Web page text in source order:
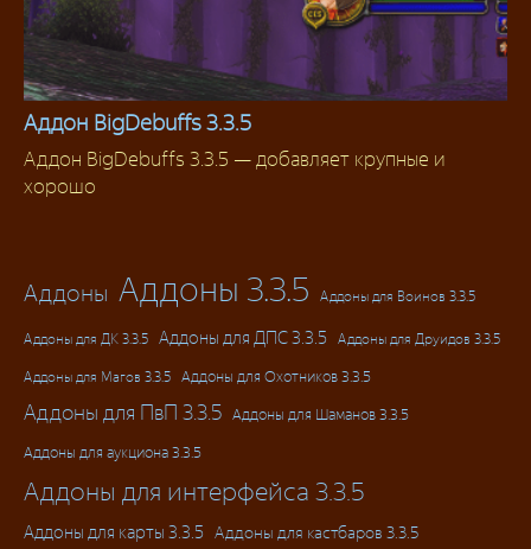
Аддоны 3.3.5
Аддон BigDebuffs 3.3.5
Аддон BigDebuffs 3.3.5 — добавляет крупные и
хорошо
Аддоны Аддоны 3.3.5 Аддоны для Воинов 3.3.5
Аддоны для ДК 3.3.5 Аддоны для ДПС 3.3.5 Аддоны для Друидов 3.3.5
Аддоны для Магов 3.3.5 Аддоны для Охотников 3.3.5
Аддоны для ПвП 3.3.5 Аддоны для Шаманов 3.3.5
Аддоны для аукциона 3.3.5
Аддоны для интерфейса 3.3.5
Аддоны для карты 3.3.5 Аддоны для кастбаров 3.3.5